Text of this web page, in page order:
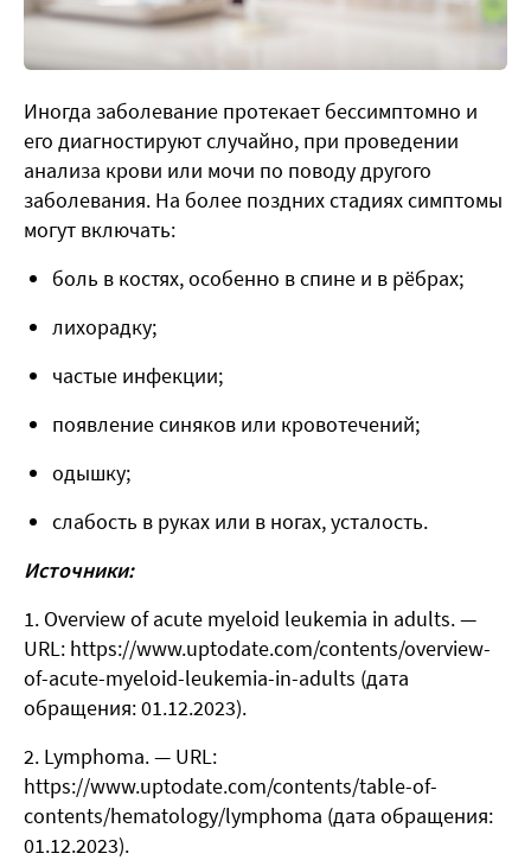
Иногда заболевание протекает бессимптомно и
его диагностируют случайно, при проведении
анализа крови или мочи по поводу другого
заболевания. На более поздних стадиях симптомы
могут включать:
боль в костях, особенно в спине и в рёбрах;
лихорадку;
частые инфекции;
появление синяков или кровотечений;
одышку;
слабость в руках или в ногах, усталость.
Источники:
Overview of acute myeloid leukemia in adults. —
URL: https://www.uptodate.com/contents/overview-
of-acute-myeloid-leukemia-in-adults (дата
обращения: 01.12.2023).
Lymphoma. — URL:
https://www.uptodate.com/contents/table-of-
contents/hematology/lymphoma (дата обращения:
01.12.2023).